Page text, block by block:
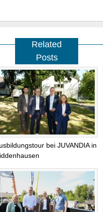
Related
Posts
bei JUVANDIA in